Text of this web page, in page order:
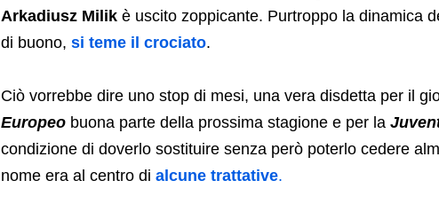
Arkadiusz Milikè uscito zoppicante. Purtroppo la dinamica
di buono, si teme il crociato.
Ciò vorrebbe dire uno stop di mesi, una vera disdetta per il
Europeobuona parte della prossima stagione e per la
condizione di doverlo sostituire senza però poterlo cedere
nome era al centro di alcune trattative.